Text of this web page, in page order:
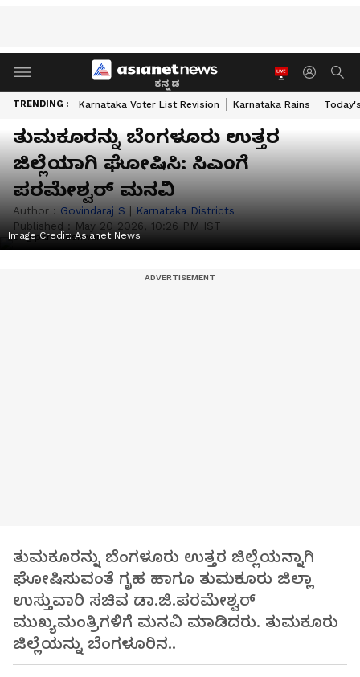
ಕನ್ನಡ
TRENDING : Karnataka Voter List Revision Karnataka Rains
ತುಮಕೂರನ್ನು ಬೆಂಗಳೂರು ಉತ್ತರ
ಜಿಲ್ಲೆಯಾಗಿ ಘೋಷಿಸಿ: ಸಿಎಂಗೆ
ಪರಮೇಶ್ವರ್ ಮನವಿ
Author : Govindaraj S | Karnataka Districts
Published : May 20 2026, 10:26 PM IST
Image Credit:Asianet News
ತುಮಕೂರನ್ನು ಬೆಂಗಳೂರು ಉತ್ತರ ಜಿಲ್ಲೆಯನ್ನಾಗಿ
ಘೋಷಿಸುವಂತೆ ಗೃಹ ಹಾಗೂ ತುಮಕೂರು ಜಿಲ್ಲಾ
ಉಸ್ತುವಾರಿ ಸಚಿವ ಡಾ.ಜಿ.ಪರಮೇಶ್ವರ್
ಮುಖ್ಯಮಂತ್ರಿಗಳಿಗೆ ಮನವಿ ಮಾಡಿದರು. ತುಮಕೂರು
ಜಿಲ್ಲೆಯನ್ನು ಬೆಂಗಳೂರಿನ..